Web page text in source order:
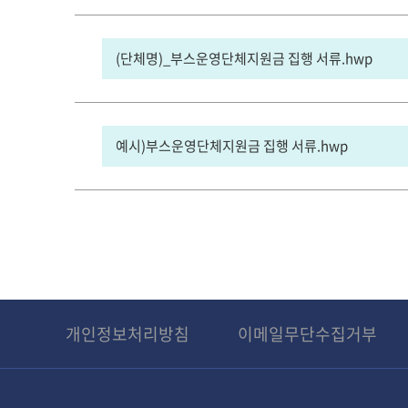
(단체명)_부스운영단체지원금 집행 서류.hwp
예시)부스운영단체지원금 집행 서류.hwp
개인정보처리방침 이메일무단수집거부